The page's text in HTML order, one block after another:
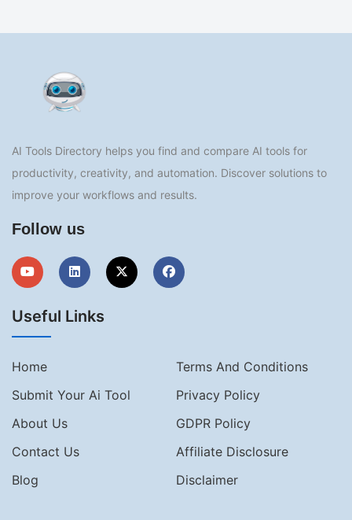
AI Tools Directory helps you find and compare AI tools for
productivity, creativity, and automation. Discover solutions to
improve your workflows and results.
Follow us
Useful Links
Home
Terms And Conditions
Submit Your Ai Tool
Privacy Policy
About Us
GDPR Policy
Contact Us
Affiliate Disclosure
Blog
Disclaimer